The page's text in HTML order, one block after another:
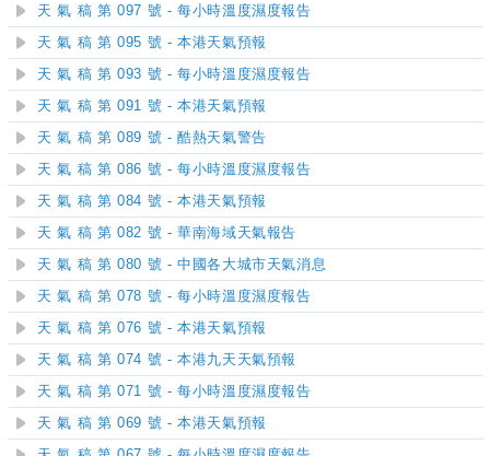
天 氣 稿 第 097 號 - 每小時溫度濕度報告
天 氣 稿 第 095 號 - 本港天氣預報
天 氣 稿 第 093 號 - 每小時溫度濕度報告
天 氣 稿 第 091 號 - 本港天氣預報
天 氣 稿 第 089 號 - 酷熱天氣警告
天 氣 稿 第 086 號 - 每小時溫度濕度報告
天 氣 稿 第 084 號 - 本港天氣預報
天 氣 稿 第 082 號 - 華南海域天氣報告
天 氣 稿 第 080 號 - 中國各大城市天氣消息
天 氣 稿 第 078 號 - 每小時溫度濕度報告
天 氣 稿 第 076 號 - 本港天氣預報
天 氣 稿 第 074 號 - 本港九天天氣預報
天 氣 稿 第 071 號 - 每小時溫度濕度報告
天 氣 稿 第 069 號 - 本港天氣預報